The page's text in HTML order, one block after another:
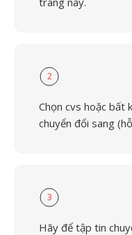
2
Chọn cvs hoặc bất
chuyển đổi sang
3
Hãy để tập tin